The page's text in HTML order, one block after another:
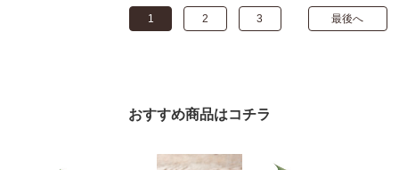
1 2 3 最後へ
おすすめ商品はコチラ